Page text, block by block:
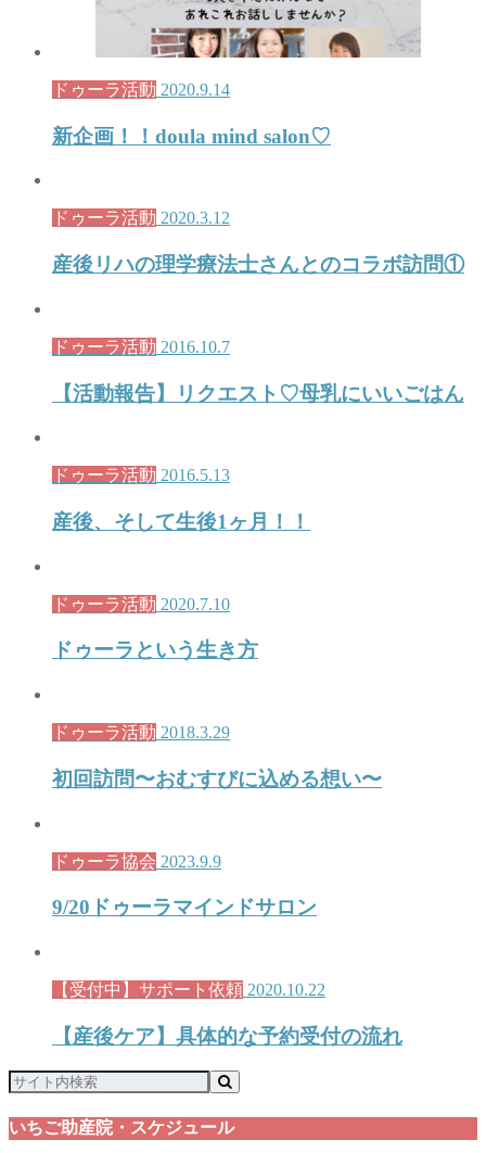
ドゥーラ活動 2020.9.14
新企画！！doula mind salon♡
ドゥーラ活動 2020.3.12
産後リハの理学療法士さんとのコラボ訪問①
ドゥーラ活動 2016.10.7
【活動報告】リクエスト♡母乳にいいごはん
ドゥーラ活動 2016.5.13
産後、そして生後1ヶ月！！
ドゥーラ活動 2020.7.10
ドゥーラという生き方
ドゥーラ活動 2018.3.29
初回訪問〜おむすびに込める想い〜
ドゥーラ協会 2023.9.9
9/20ドゥーラマインドサロン
【受付中】サポート依頼 2020.10.22
【産後ケア】具体的な予約受付の流れ
いちご助産院・スケジュール